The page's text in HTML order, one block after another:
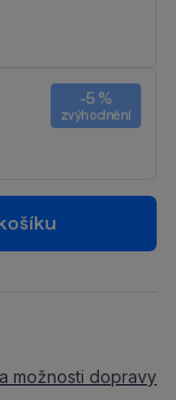
-5 %
zvýhodnění
možnosti dopravy